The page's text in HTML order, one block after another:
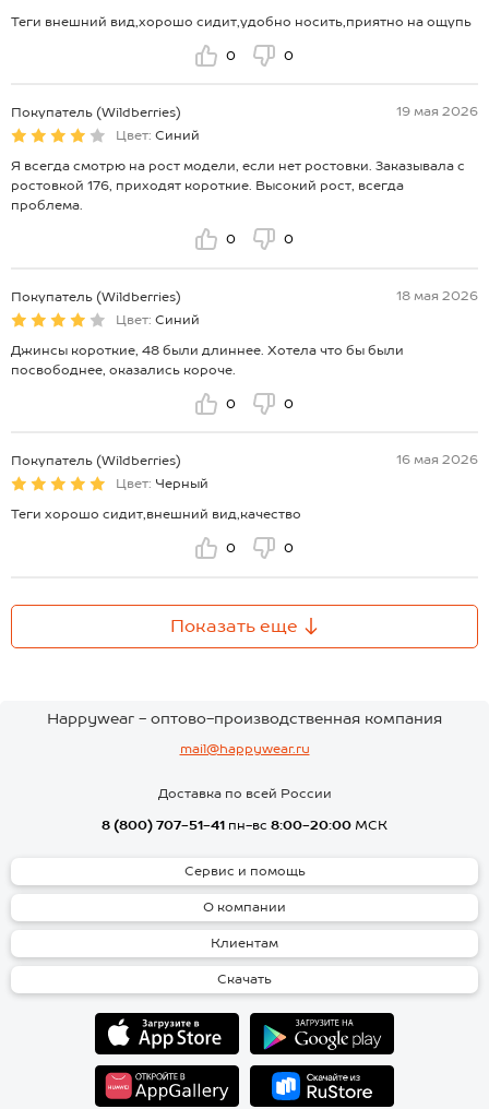
Теги внешний вид,хорошо сидит,удобно носить,приятно на ощупь
0 0
Покупатель (Wildberries)
19 мая 2026
Цвет: Синий
Я всегда смотрю на рост модели, если нет ростовки. Заказывала с
ростовкой 176, приходят короткие. Высокий рост, всегда
проблема.
0 0
Покупатель (Wildberries)
18 мая 2026
Цвет: Синий
Джинсы короткие, 48 были длиннее. Хотела что бы были
посвободнее, оказались короче.
0 0
Покупатель (Wildberries)
16 мая 2026
Цвет: Черный
Теги хорошо сидит,внешний вид,качество
0 0
Показать еще
Happywear - оптово-производственная компания
mail@happywear.ru
Доставка по всей России
8 (800) 707-51-41 пн-вс 8:00-20:00 МСК
Сервис и помощь
О компании
Клиентам
Скачать